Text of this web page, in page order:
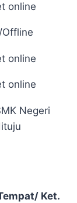
online
Offline
online
online
Negeri
Ket.